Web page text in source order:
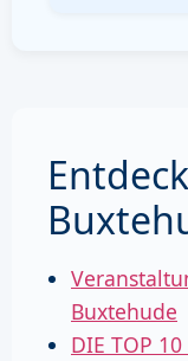
Buxtehude
DIE TOP